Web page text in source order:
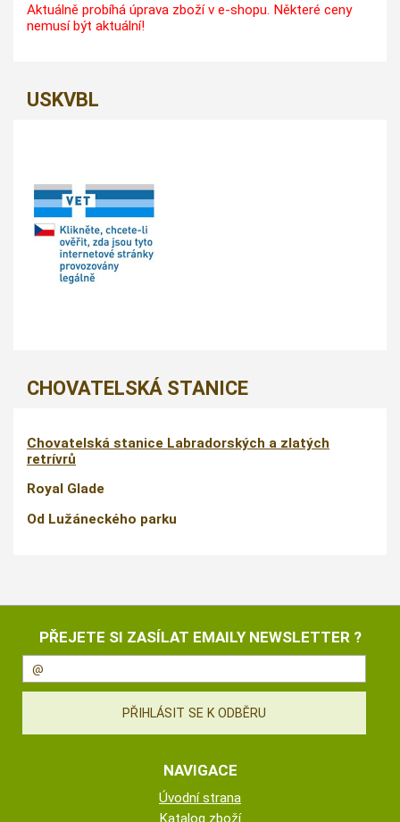
Aktuálně probíhá úprava zboží v e-shopu. Některé ceny
nemusí být aktuální!
USKVBL
CHOVATELSKÁ STANICE
Chovatelská stanice Labradorských a zlatých
retrívrů
Royal Glade
Od Lužáneckého parku
PŘEJETE SI ZASÍLAT EMAILY NEWSLETTER ?
NAVIGACE
Úvodní strana
Katalog zboží